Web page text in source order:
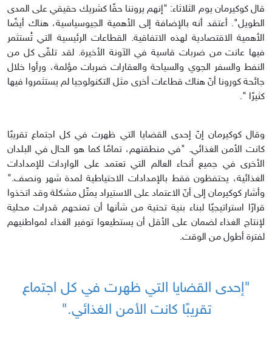
قال كوكيرمان يوم الثلاثاء: "إنهم يروننا حقًا كشريك حقيقي على المدى
الطويل". أعتقد أنه بالإضافة إلى الأهمية الجيوسياسية، هناك أيضًا
الأهمية الاقتصادية لهذه الاتفاقية. القطاعات الرئيسية التي تُستثمر
فيها عانت من ضربات قاسية في الآونة الأخيرة. لقد تلقّى كل من
النفط والسفر الجوي والسياحة والعقارات ضربات مؤلمة، ورأوا خلال
جائحة كورونا أنّ هناك قطاعات أخرى مثل التكنولوجيا لم يستثمروا فيها
كثيرًا ".
وقال كوكيرمان إنّ إحدى القضايا التي ظهرت في كل اجتماع تقريبًا
كانت الأمن الغذائي. "في منطقتهم، تمامًا كما هو الحال في البلدان
الأخرى في جميع أنحاء العالم التي تعتمد على الواردات للإمدادات
الغذائية، يحتفظون فقط بالإمدادات الاحتياطية لمدة شهر ونصف."
وأشار كوكيرمان إلى أنّ الاعتماد على الاستيراد يمثّل مشكلة وقد اتخذوا
قرارًا استراتيجيًا لبناء بنية تحتية من شأنها أن تمنحهم قدرات محلية
لإنتاج الغذاء لضمان على الأقل أن يستطيعوا توفير الغذاء لمواطنيهم
لفترة أطول من الوقت.
"إحدى القضايا التي ظهرت في كل اجتماع
تقريبًا كانت الأمن الغذائي."